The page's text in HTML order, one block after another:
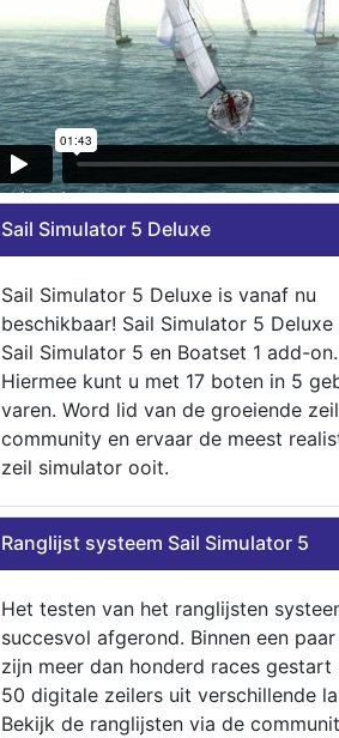
Sail Simulator 5 Deluxe
Sail Simulator 5 Deluxe is vanaf nu
beschikbaar! Sail Simulator 5
Sail Simulator 5 en Boatset 1 add-on.
Hiermee kunt u met 17 boten in 5
varen. Word lid van de groeiende zeil
community en ervaar de meest
zeil simulator ooit.
Ranglijst systeem Sail Simulator 5
Het testen van het ranglijsten
succesvol afgerond. Binnen een
zijn meer dan honderd races gestart
50 digitale zeilers uit verschillende
Bekijk de ranglijsten via de